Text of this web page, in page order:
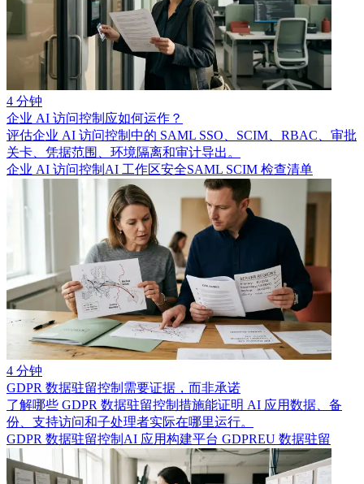
4 分钟
企业 AI 访问控制应如何运作？
评估企业 AI 访问控制中的 SAML SSO、SCIM、RBAC、审批
关卡、凭据范围、环境隔离和审计导出。
企业 AI 访问控制 AI 工作区安全SAML SCIM 检查清单
4 分钟
GDPR 数据驻留控制需要证据，而非承诺
了解哪些 GDPR 数据驻留控制措施能证明 AI 应用数据、备
份、支持访问和子处理者实际在哪里运行。
GDPR 数据驻留控制 AI 应用构建平台 GDPREU 数据驻留